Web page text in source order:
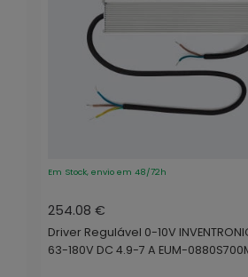
Em Stock, envio em 48/72h
254.08 €
Driver Regulável 0-10V
63-180V DC 4.9-7 A EUM-